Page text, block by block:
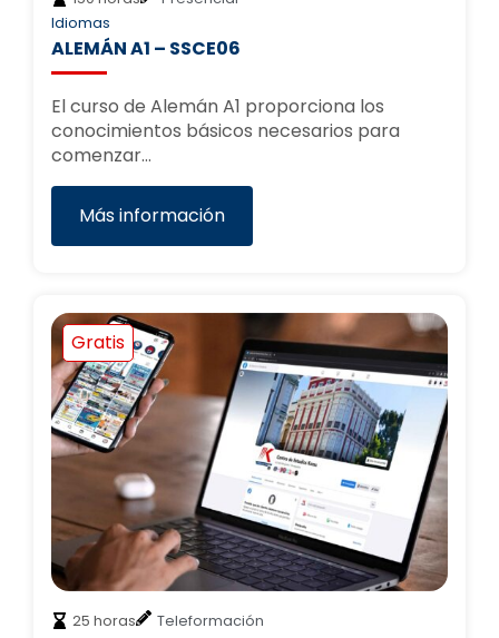
Idiomas
ALEMÁN A1 – SSCE06
El curso de Alemán A1 proporciona los
conocimientos básicos necesarios para
comenzar…
Más información
Gratis
25 horas
Teleformación